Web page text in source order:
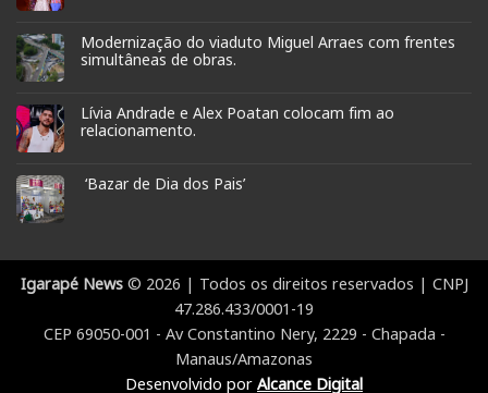
Modernização do viaduto Miguel Arraes com frentes
simultâneas de obras.
Lívia Andrade e Alex Poatan colocam fim ao
relacionamento.
‘Bazar de Dia dos Pais’
Igarapé News© 2026 | Todos os direitos reservados | CNPJ
47.286.433/0001-19
CEP 69050-001 - Av Constantino Nery, 2229 - Chapada -
Manaus/Amazonas
Desenvolvido por Alcance Digital